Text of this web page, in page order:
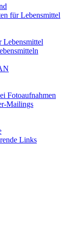
für Lebensmittel
Lebensmittel
Fotoaufnahmen
Mailings
Links